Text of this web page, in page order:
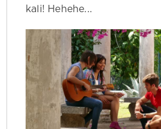
kali! Hehehe...